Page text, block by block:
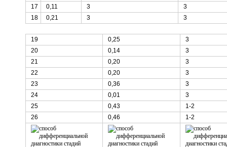
17
0,11 3
3
18
0,21 3 3
19 0,25
3
20
0,14
3
21
0,20
3
22
0,20
3
23
0,36
3
24
0,01
3
25
0,43
1-2
26
0,46 1-2